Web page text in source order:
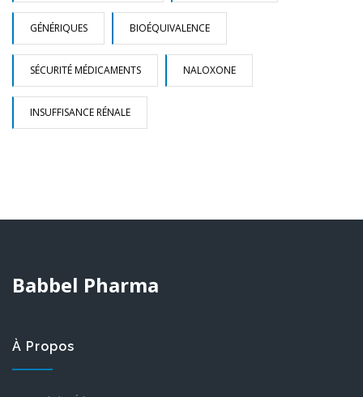
GÉNÉRIQUES BIOÉQUIVALENCE
SÉCURITÉ MÉDICAMENTS NALOXONE
INSUFFISANCE RÉNALE
Babbel Pharma
À Propos